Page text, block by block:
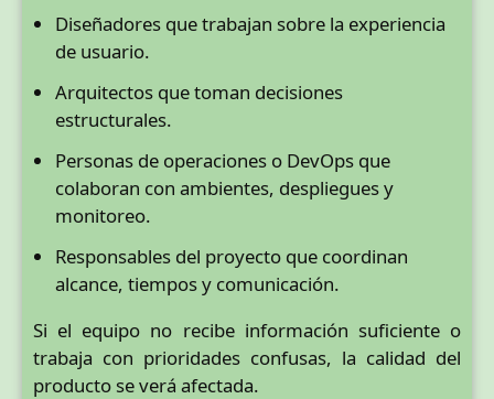
Diseñadores que trabajan sobre la experiencia
de usuario.
Arquitectos que toman decisiones
estructurales.
Personas de operaciones o DevOps que
colaboran con ambientes, despliegues y
monitoreo.
Responsables del proyecto que coordinan
alcance, tiempos y comunicación.
Si el equipo no recibe información suficiente o
trabaja con prioridades confusas, la calidad del
producto se verá afectada.